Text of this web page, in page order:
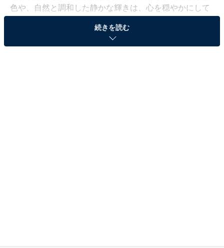
色や、自然と調和した静かな輝きは、心を穏やかにして
くれます。夜を彩る景観と温泉の癒しを同時に楽しめる
人気の温泉地に注目しました。
続きを読む